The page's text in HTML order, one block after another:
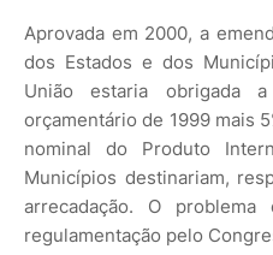
Aprovada em 2000, a
dos Estados e dos
União estaria obrigada
orçamentário de 1999 mais
nominal do Produto
Municípios destinariam,
arrecadação. O
regulamentação pelo